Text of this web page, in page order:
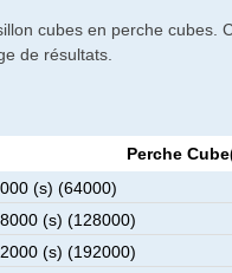
cubes en perche cubes.
de résultats.
Perche
(s) (64000)
(s) (128000)
(s) (192000)